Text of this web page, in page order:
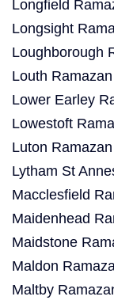
Longfield
Longsight
Loughborough
Louth
Lower Earley
Lowestoft
Luton
Lytham St
Macclesfield
Maidenhead
Maidstone
Maldon
Maltby